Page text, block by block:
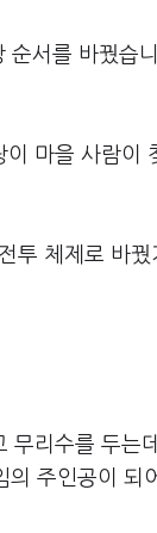
서를 바꿨습니
이 마을 사람이
투 체제로 바꿨
무리수를 두는데
주인공이 되